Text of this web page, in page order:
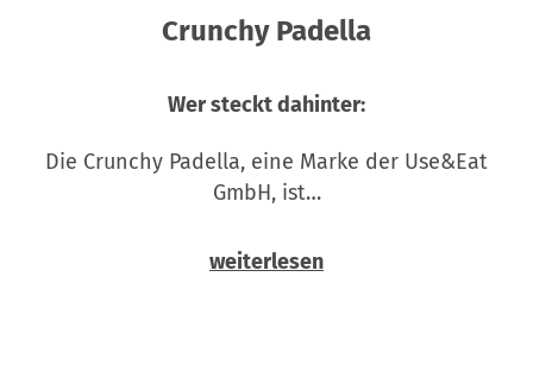
Crunchy Padella
Wer steckt dahinter:
Die Crunchy Padella, eine Marke der Use&Eat
GmbH, ist…
weiterlesen